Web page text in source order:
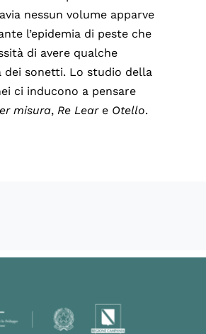
nessun volume apparve
l’epidemia di peste che
di avere qualche
dei sonetti. Lo studio della
ci inducono a pensare
misura, Re Lear e Otello.